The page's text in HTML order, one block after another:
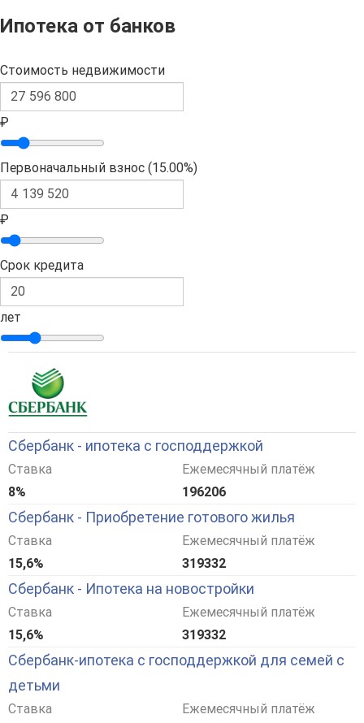
Ипотека от банков
Стоимость недвижимости
₽
Первоначальный взнос (15.00%)
₽
Срок кредита
лет
Сбербанк - ипотека с господдержкой
Ставка
8%
Ежемесячный платёж
196206
Сбербанк - Приобретение готового жилья
Ставка
15,6%
Ежемесячный платёж
319332
Сбербанк - Ипотека на новостройки
Ставка
15,6%
Ежемесячный платёж
319332
Сбербанк-ипотека с господдержкой для семей с
детьми
Ставка
Ежемесячный платёж